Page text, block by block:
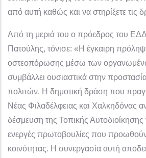
από αυτή καθώς και να στηρίξετε τις
Από τη μεριά του ο πρόεδρος του
Πατούλης, τόνισε: «Η έγκαιρη
οστεοπόρωσης μέσω των
συμβάλλει ουσιαστικά στην
πολιτών. Η δημοτική δράση που
Νέας Φιλαδέλφειας και Χαλκηδόνας
δέσμευση της Τοπικής Αυτοδιοίκησης
ενεργές πρωτοβουλίες που προωθούν
κοινότητας. Η συνεργασία αυτή